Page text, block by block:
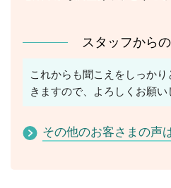
スタッフから
これからも聞こえをしっか
きますので、よろしくお願い
その他のお客さまの声